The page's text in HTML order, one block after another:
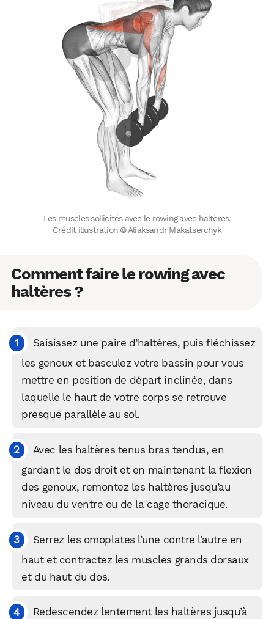
Les muscles sollicités avec le rowing avec haltères.
Crédit illustration © Aliaksandr Makatserchyk
Comment faire le rowing avec
haltères ?
Saisissez une paire d’haltères, puis fléchissez
les genoux et basculez votre bassin pour vous
mettre en position de départ inclinée, dans
laquelle le haut de votre corps se retrouve
presque parallèle au sol.
Avec les haltères tenus bras tendus, en
gardant le dos droit et en maintenant la flexion
des genoux, remontez les haltères jusqu’au
niveau du ventre ou de la cage thoracique.
Serrez les omoplates l’une contre l’autre en
haut et contractez les muscles grands dorsaux
et du haut du dos.
Redescendez lentement les haltères jusqu’à